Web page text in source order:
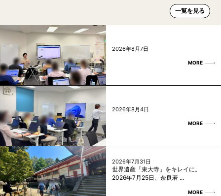
一覧を見る
2026年8月7日
MORE
2026年8月4日
MORE
2026年7月31日
世界遺産「東大寺」をキレイに。
2026年7月25日、奈良若 ...
MORE